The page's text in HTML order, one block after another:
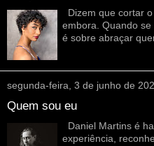
Dizem que cortar
embora. Quando
é sobre abraçar
segunda-feira, 3 de junho de
Quem sou eu
Daniel Martins é
experiência,